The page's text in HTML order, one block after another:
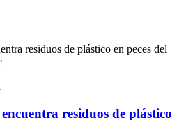
residuos de plástico en peces del
residuos de plástico